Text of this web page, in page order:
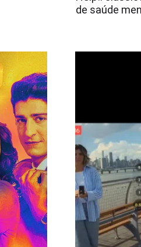
de saúde